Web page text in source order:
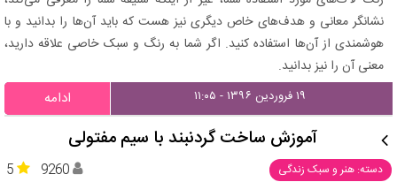
نشانگر معانی و هدف‌های خاص دیگری نیز هست که باید آن‌ها را بدانید و با
هوشمندی از آن‌ها استفاده کنید. اگر شما به رنگ و سبک خاصی علاقه دارید،
معنی آن را نیز بدانید.
۱۹ فروردین ۱۳۹۶ - ۱۱:۰۵ ادامه
آموزش ساخت گردنبند با سیم مفتولی
دسته: هنر و سبک زندگی 5 9260